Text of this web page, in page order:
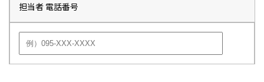
担当者 電話番号